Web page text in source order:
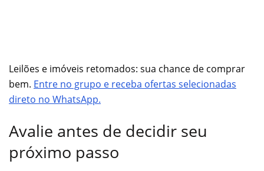
Leilões e imóveis retomados: sua chance de comprar
bem. Entre no grupo e receba ofertas selecionadas
direto no WhatsApp.
Avalie antes de decidir seu
próximo passo